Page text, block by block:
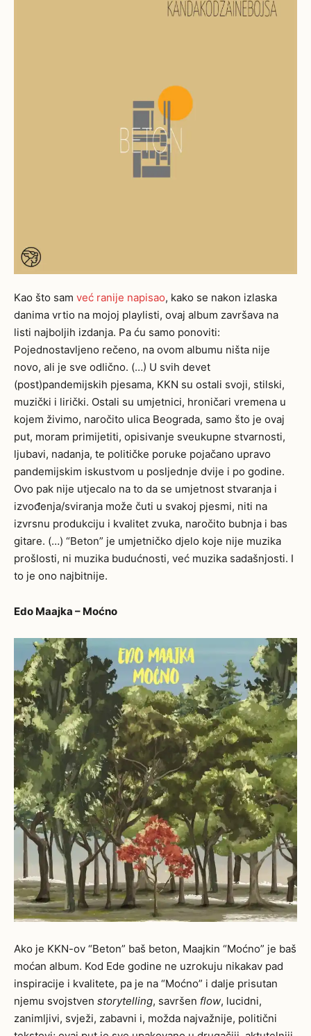
Kao što sam već ranije napisao, kako se nakon izlaska
danima vrtio na mojoj playlisti, ovaj album završava na
listi najboljih izdanja. Pa ću samo ponoviti:
Pojednostavljeno rečeno, na ovom albumu ništa nije
novo, ali je sve odlično. (…) U svih devet
(post)pandemijskih pjesama, KKN su ostali svoji, stilski,
muzički i lirički. Ostali su umjetnici, hroničari vremena u
kojem živimo, naročito ulica Beograda, samo što je ovaj
put, moram primijetiti, opisivanje sveukupne stvarnosti,
ljubavi, nadanja, te političke poruke pojačano upravo
pandemijskim iskustvom u posljednje dvije i po godine.
Ovo pak nije utjecalo na to da se umjetnost stvaranja i
izvođenja/sviranja može čuti u svakoj pjesmi, niti na
izvrsnu produkciju i kvalitet zvuka, naročito bubnja i bas
gitare. (…) “Beton” je umjetničko djelo koje nije muzika
prošlosti, ni muzika budućnosti, već muzika sadašnjosti. I
to je ono najbitnije.
Edo Maajka – Moćno
Ako je KKN-ov “Beton” baš beton, Maajkin “Moćno” je baš
moćan album. Kod Ede godine ne uzrokuju nikakav pad
inspiracije i kvalitete, pa je na “Moćno” i dalje prisutan
njemu svojstven storytelling, savršen flow, lucidni,
zanimljivi, svježi, zabavni i, možda najvažnije, politični